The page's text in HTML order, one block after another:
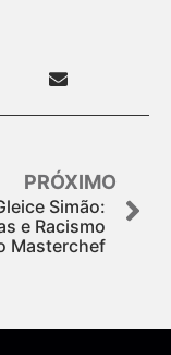
PRÓXIMO
Simão:
e Racismo
Masterchef